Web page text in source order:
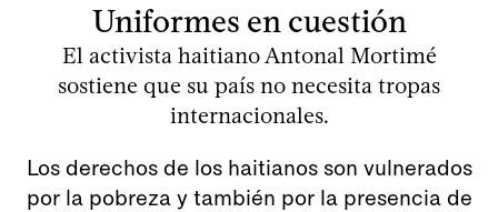
Uniformes en cuestión
El activista haitiano Antonal Mortimé
sostiene que su país no necesita tropas
internacionales.
Los derechos de los haitianos son vulnerados
por la pobreza y también por la presencia de